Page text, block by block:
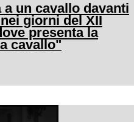
un cavallo davanti
giorni del XII
presenta la
cavallo"